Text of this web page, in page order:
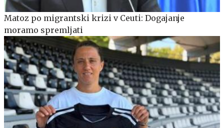
Matoz po migrantski krizi v Ceuti: Dogajanje
moramo spremljati